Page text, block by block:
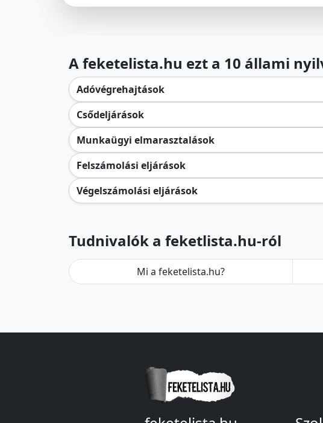
A feketelista.hu ezt a 10 állami
Adóvégrehajtások
Csődeljárások
Munkaügyi elmarasztalások
Felszámolási eljárások
Végelszámolási eljárások
Tudnivalók a feketlista.hu-ról
Mi a feketelista.hu?